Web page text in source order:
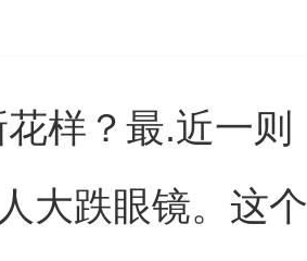
样？最.近一则
大跌眼镜。这个